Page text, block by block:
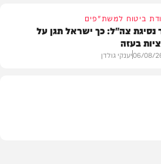
ביטוח למשת"פים
נסיגת צה"ל: כך ישראל תגן על
בעזה
06/08/יענקי גולדן